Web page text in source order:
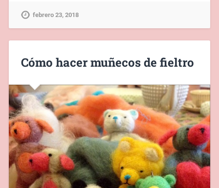
febrero 23, 2018
Cómo hacer muñecos de fieltro